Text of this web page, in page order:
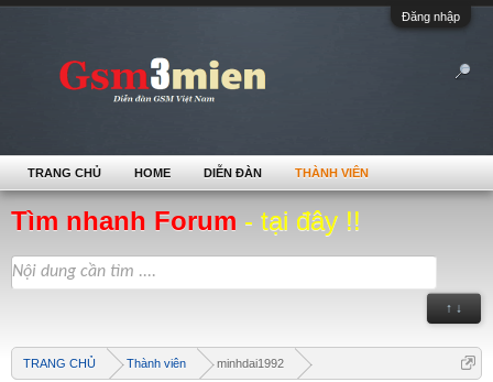
Đăng nhập
Tìm nhanh Forum - tại đây !!
↑ ↓
TRANG CHỦ Thành viên minhdai1992
TRANG CHỦ HOME DIỄN ĐÀN THÀNH VIÊN